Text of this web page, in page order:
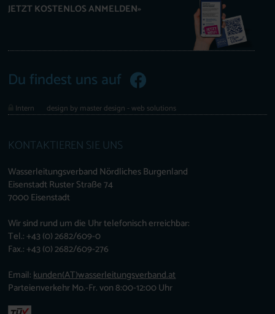
JETZT KOSTENLOS ANMELDEN»
Du findest uns auf
design by master design - web solutions
Intern
KONTAKTIEREN SIE UNS
Wasserleitungsverband Nördliches Burgenland
Eisenstadt Ruster Straße 74
7000 Eisenstadt
Wir sind rund um die Uhr telefonisch erreichbar:
Tel.: +43 (0) 2682/609-0
Fax.: +43 (0) 2682/609-276
Email:kunden(AT)wasserleitungsverband.at
Parteienverkehr Mo.-Fr. von 8:00-12:00 Uhr